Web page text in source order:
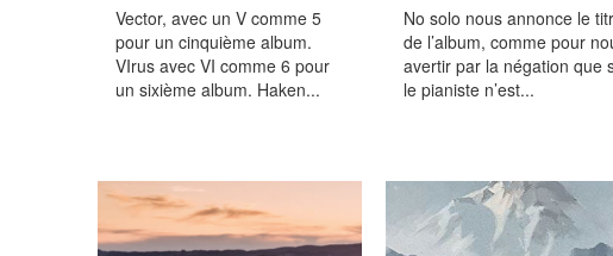
Vector, avec un V comme 5
pour un cinquième album.
VIrus avec VI comme 6 pour
un sixième album. Haken...
No solo nous annonce le
de l’album, comme pour
avertir par la négation que
le pianiste n’est...